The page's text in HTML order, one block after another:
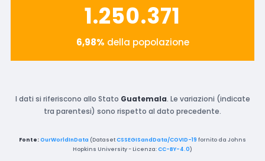
1.250.371
6,98% della popolazione
I dati si riferiscono allo Stato Guatemala. Le variazioni (indicate
tra parentesi) sono rispetto al dato precedente.
Fonte:OurWorldInData (DatasetCSSEGISandData/COVID-19 fornito da Johns
Hopkins University - Licenza:CC-BY-4.0)